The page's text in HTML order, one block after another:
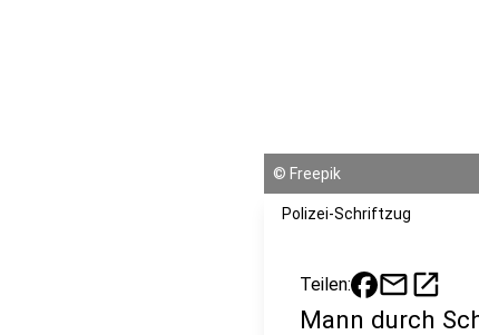
© Freepik
Polizei-Schriftzug
Teilen: mailopen_in_new
Mann durch